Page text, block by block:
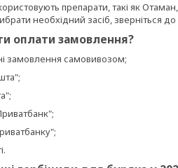
препарати, такі як
необхідний засіб, зверніться до
оплати замовлення?
замовлення самовивозом;